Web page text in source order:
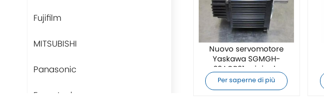
Fujifilm
MITSUBISHI
Panasonic
Fans-tech
Nuovo servomotore
Yaskawa SGMGH-
03ACB21 originale
Per saperne di più